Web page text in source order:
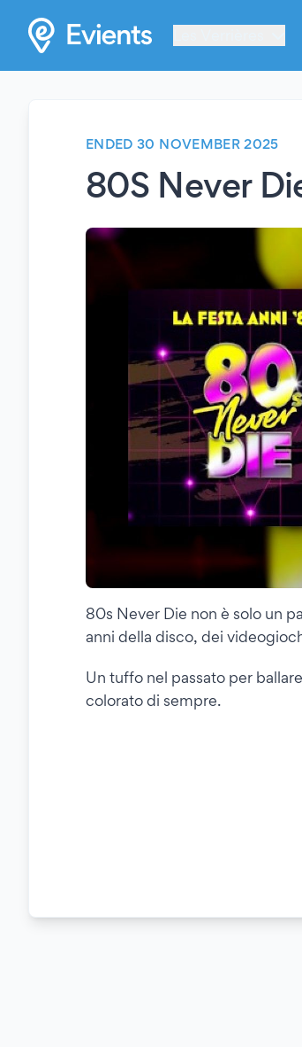
ENDED 30 NOVEMBER 2025
80S Never
80s Never Die non è solo un
anni della disco, dei
Un tuffo nel passato per
colorato di sempre.